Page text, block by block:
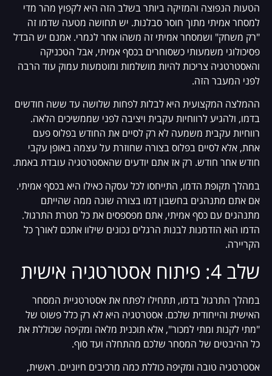
הטעות הנפוצה והמזיקה ביותר בשלב הזה היא לקפוץ מהר מדי
למסחר אמיתי מתוך חוסר סבלנות. יש תחושה מטעה שדמו זה
"רק משחק" ושמסחר אמיתי זה משהו אחר לגמרי. אמנם יש הבדל
פסיכולוגי משמעותי כשסוחרים בכסף אמיתי, אבל הטכניקה
והאסטרטגיה צריכות להיות מושלמות ומוטמעות עמוק עוד הרבה
לפני המעבר הזה.
ההמלצה המקצועית היא לבלות לפחות שלושה עד ששה חודשים
בדמו, ולהגיע לרווחיות עקבית ויציבה לפני שממשיכים הלאה.
רווחיות עקבית משמעה לא רק לסיים את החודש בפלוס פעם
אחת, אלא לסיים בפלוס בצורה שחוזרת על עצמה באופן עקבי
חודש אחר חודש. רק אז אתם יודעים שהאסטרטגיה עובדת באמת.
במהלך תקופת הדמו, התייחסו לכל עסקה כאילו היא בכסף אמיתי.
אם אתם מתנהגים בחשבון דמו בצורה שונה ממה שהייתם
מתנהגים עם כסף אמיתי, אתם מפספסים את כל מטרת התרגול.
הדמו הוא הזדמנות לבנות הרגלים נכונים שילוו אתכם לאורך כל
הקריירה.
שלב 4: פיתוח אסטרטגיה אישית
במהלך התרגול בדמו, תתחילו לפתח את אסטרטגיית המסחר
האישית והייחודית שלכם. אסטרטגיה היא לא רק כלל פשוט של
"מתי לקנות ומתי למכור", אלא תוכנית מלאה ומקיפה שכוללת את
כל ההיבטים של המסחר שלכם מהתחלה ועד סוף.
אסטרטגיה טובה ומקיפה כוללת כמה מרכיבים חיוניים. ראשית,